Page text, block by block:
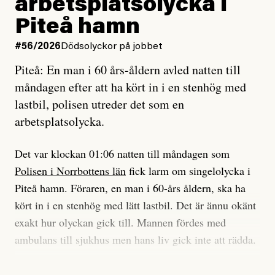
tidning?
Vad är bra journalistik?
Ett försök till korta svar som jag hoppas kan förtydliga
för Kuhn och Sassarinis-McGowan och andra hur jag
som chefredaktör ser på Dagens ETC:s uppdrag och
roll.
Vi skriver för våra läsare som vill bli informerade,
överraskade, bekräftade, utmanade – och som kräver
att vi granskar allt och alla.
Vi är som sagt en röd, grön och oberoende tidning.
Det betyder en annan journalistik än vad du hittar i
enligt uråldrig metod
och lade min sista ungdom
på att laga en gammal bod.
Jag sökte ljuset och meningen,
efter det som var rent, rätt och sant,
och aldrig såg jag det klarare än
när jag ombord på bussen hjälpte en tant.
#23/2026Intervjun
Jesper Lundby: ”Livet i sig
är ganska politiskt”
arbetsplatsolycka i
Piteå hamn
#56/2026 Dödsolyckor på jobbet
Piteå: En man i 60 års-åldern avled natten till
måndagen efter att ha kört in i en stenhög med
lastbil, polisen utreder det som en
arbetsplatsolycka.
Det var klockan 01:06 natten till måndagen som
Polisen i Norrbottens län fick larm om singelolycka i
Piteå hamn. Föraren, en man i 60-års åldern, ska ha
kört in i en stenhög med lätt lastbil. Det är ännu okänt
exakt hur olyckan gick till. Mannen fördes med
ambulans till sjukhus men hans liv gick inte att rädda.